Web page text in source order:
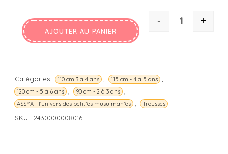
QUANTITÉ
- +
AJOUTER AU PANIER
Catégories: 110 cm 3 à 4 ans 115 cm - 4 à 5 ans
120 cm - 5 à 6 ans 90 cm - 2 à 3 ans
ASSYA - l'univers des petit*es musulman*es Trousses
SKU: 2430000008016